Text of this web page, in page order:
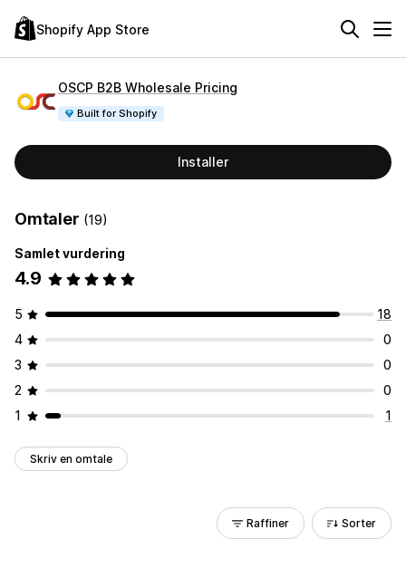
Shopify App Store
OSCP B2B Wholesale Pricing
Built for Shopify
Installer
Omtaler (19)
Samlet vurdering
4.9
5
18
4
0
3
0
2
0
1
1
Skriv en omtale
Raffiner Sorter